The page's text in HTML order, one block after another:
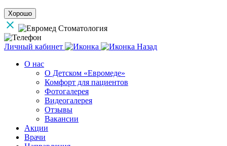
Хорошо
Личный кабинет
Назад
О нас
О Детском «Евромеде»
Комфорт для пациентов
Фотогалерея
Видеогалерея
Отзывы
Вакансии
Акции
Врачи